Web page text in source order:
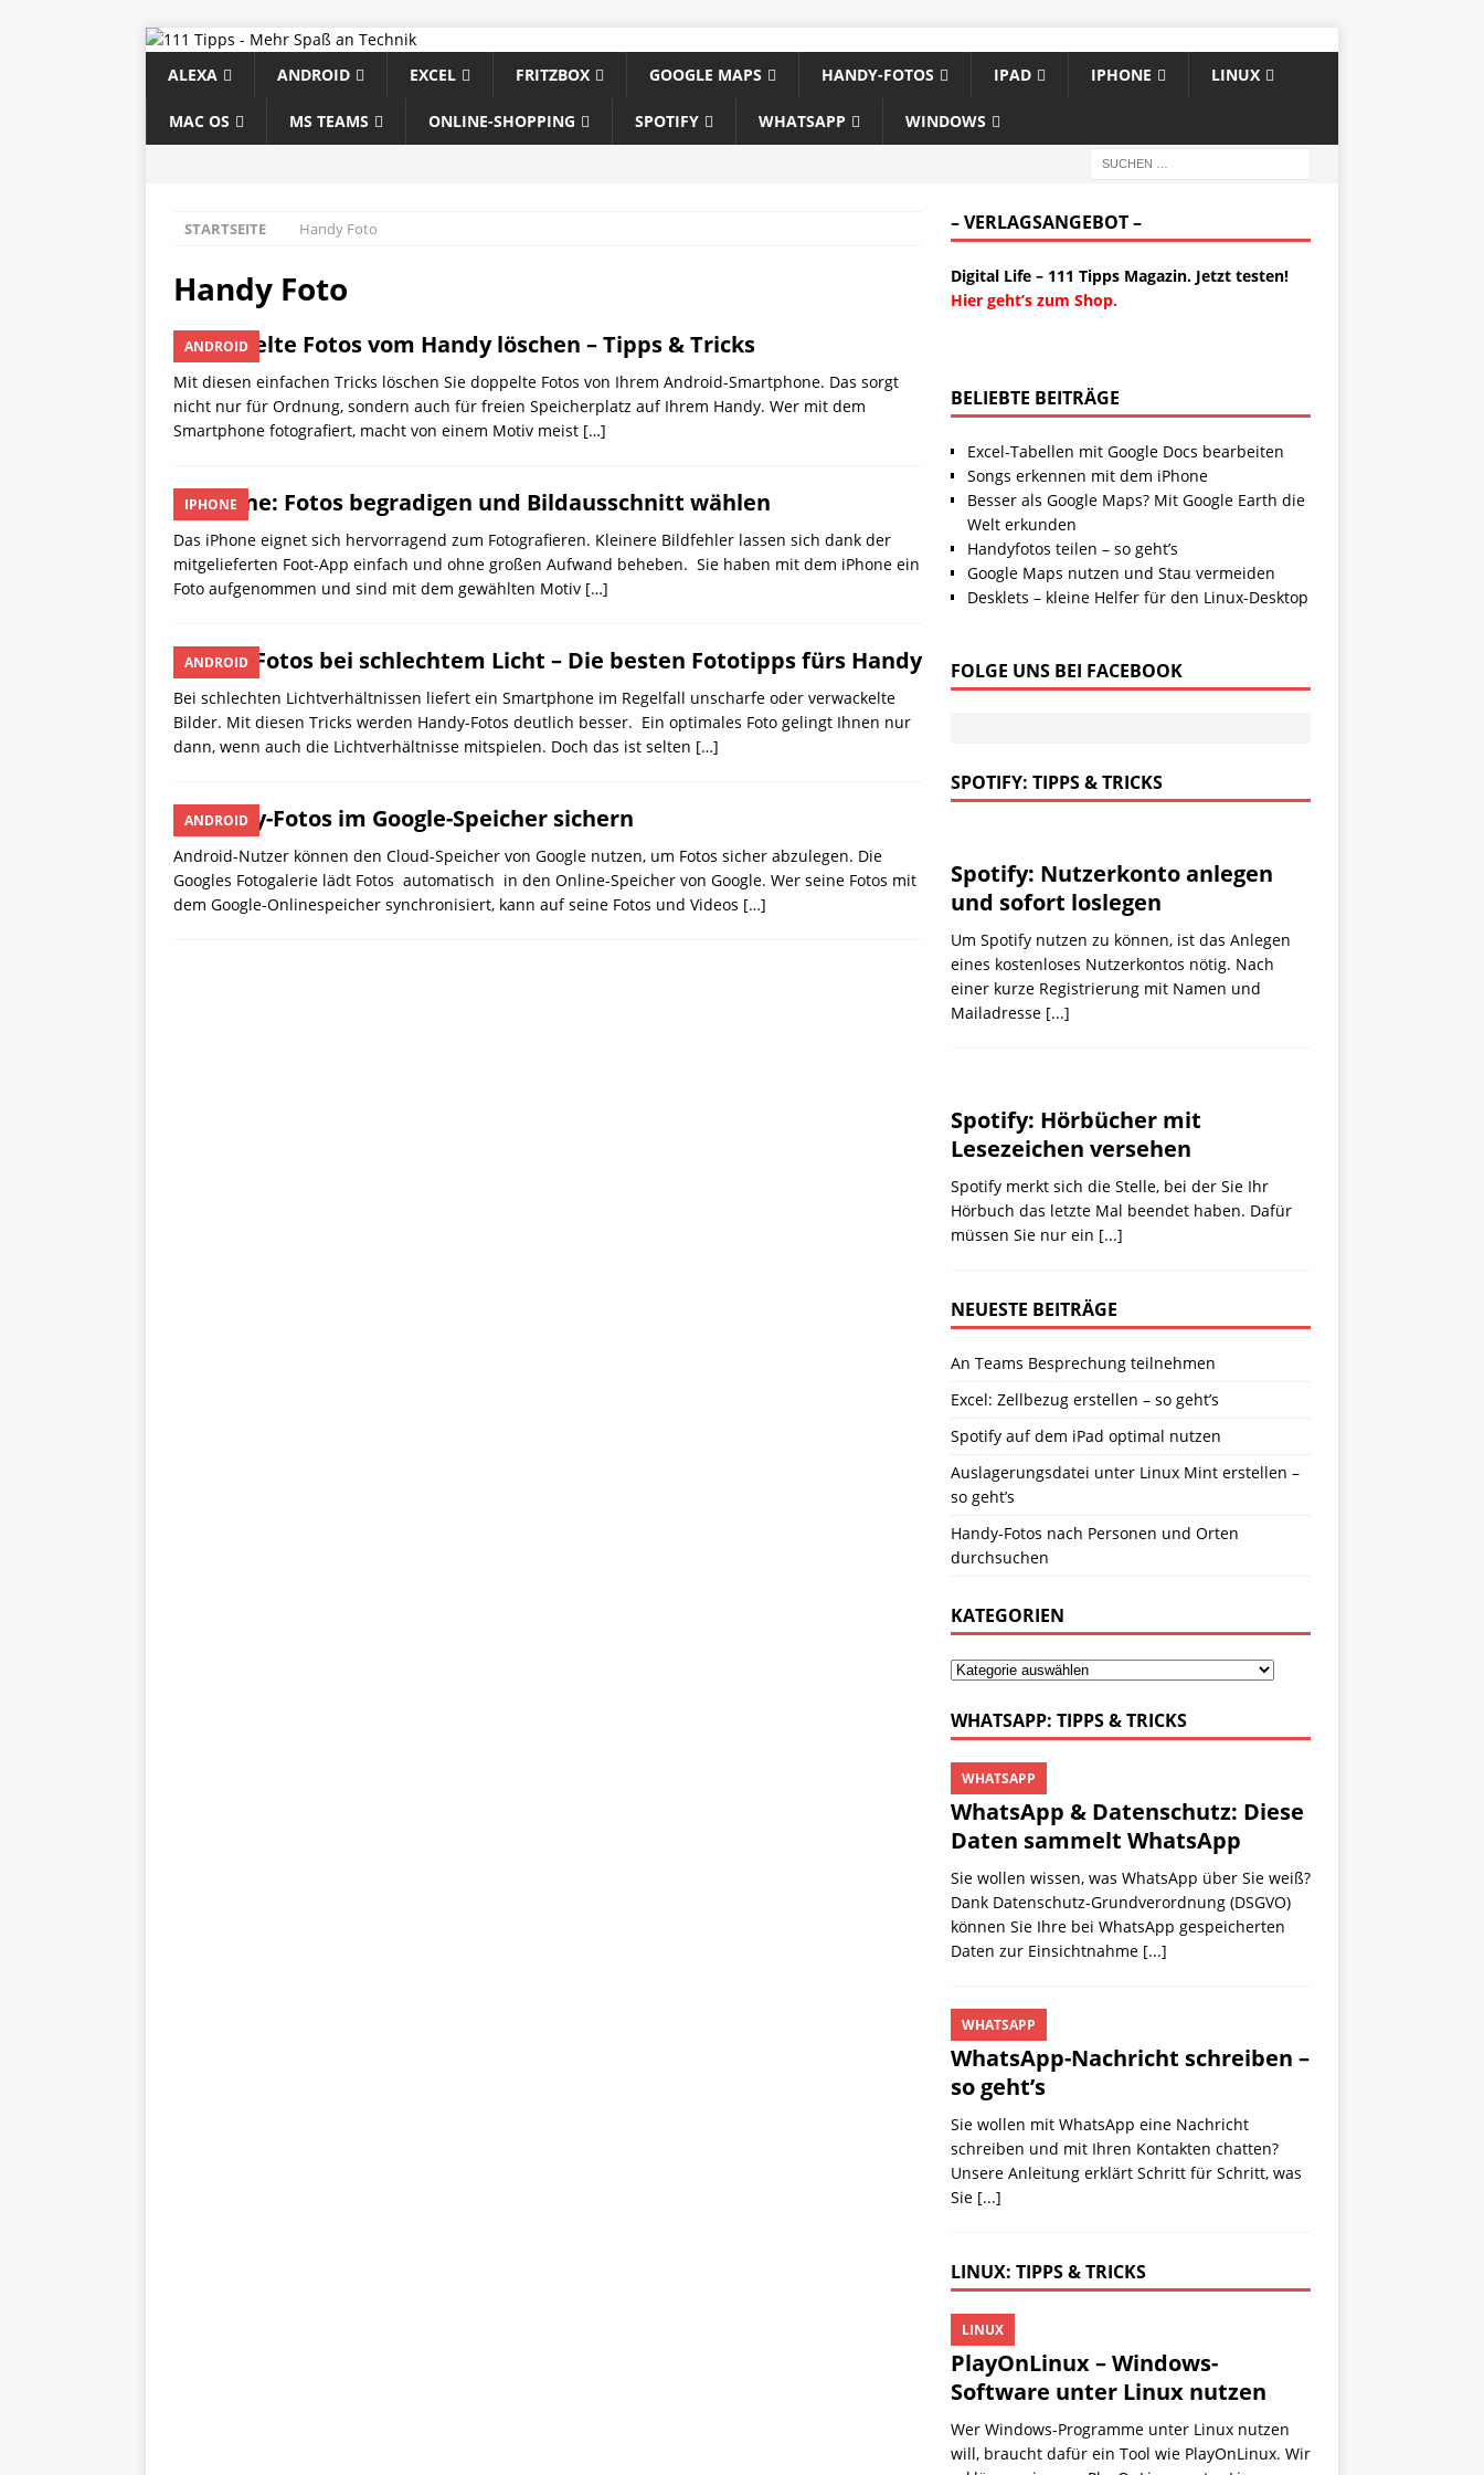
ALEXA ANDROID EXCEL FRITZBOX GOOGLE MAPS HANDY-FOTOS IPAD IPHONE LINUX
MAC OS MS TEAMS ONLINE-SHOPPING SPOTIFY WHATSAPP WINDOWS
STARTSEITE Handy Foto
Handy Foto
ANDROID
Doppelte Fotos vom Handy löschen – Tipps & Tricks
Mit diesen einfachen Tricks löschen Sie doppelte Fotos von Ihrem Android-Smartphone. Das sorgt
nicht nur für Ordnung, sondern auch für freien Speicherplatz auf Ihrem Handy. Wer mit dem
Smartphone fotografiert, macht von einem Motiv meist […]
IPHONE
iPhone: Fotos begradigen und Bildausschnitt wählen
Das iPhone eignet sich hervorragend zum Fotografieren. Kleinere Bildfehler lassen sich dank der
mitgelieferten Foot-App einfach und ohne großen Aufwand beheben. Sie haben mit dem iPhone ein
Foto aufgenommen und sind mit dem gewählten Motiv […]
ANDROID
Gute Fotos bei schlechtem Licht – Die besten Fototipps fürs Handy
Bei schlechten Lichtverhältnissen liefert ein Smartphone im Regelfall unscharfe oder verwackelte
Bilder. Mit diesen Tricks werden Handy-Fotos deutlich besser. Ein optimales Foto gelingt Ihnen nur
dann, wenn auch die Lichtverhältnisse mitspielen. Doch das ist selten […]
ANDROID
Handy-Fotos im Google-Speicher sichern
Android-Nutzer können den Cloud-Speicher von Google nutzen, um Fotos sicher abzulegen. Die
Googles Fotogalerie lädt Fotos automatisch in den Online-Speicher von Google. Wer seine Fotos mit
dem Google-Onlinespeicher synchronisiert, kann auf seine Fotos und Videos […]
– VERLAGSANGEBOT –
Digital Life – 111 Tipps Magazin. Jetzt testen!
Hier geht’s zum Shop.
BELIEBTE BEITRÄGE
Excel-Tabellen mit Google Docs bearbeiten
Songs erkennen mit dem iPhone
Besser als Google Maps? Mit Google Earth die
Welt erkunden
Handyfotos teilen – so geht’s
Google Maps nutzen und Stau vermeiden
Desklets – kleine Helfer für den Linux-Desktop
FOLGE UNS BEI FACEBOOK
SPOTIFY: TIPPS & TRICKS
Spotify: Nutzerkonto anlegen
und sofort loslegen
Um Spotify nutzen zu können, ist das Anlegen
eines kostenloses Nutzerkontos nötig. Nach
einer kurze Registrierung mit Namen und
Mailadresse [...]
Spotify: Hörbücher mit
Lesezeichen versehen
Spotify merkt sich die Stelle, bei der Sie Ihr
Hörbuch das letzte Mal beendet haben. Dafür
müssen Sie nur ein [...]
NEUESTE BEITRÄGE
An Teams Besprechung teilnehmen
Excel: Zellbezug erstellen – so geht’s
Spotify auf dem iPad optimal nutzen
Auslagerungsdatei unter Linux Mint erstellen –
so geht’s
Handy-Fotos nach Personen und Orten
durchsuchen
KATEGORIEN
WHATSAPP: TIPPS & TRICKS
WhatsApp & Datenschutz: Diese
Daten sammelt WhatsApp
WHATSAPP
Sie wollen wissen, was WhatsApp über Sie weiß?
Dank Datenschutz-Grundverordnung (DSGVO)
können Sie Ihre bei WhatsApp gespeicherten
Daten zur Einsichtnahme [...]
WhatsApp-Nachricht schreiben –
so geht’s
WHATSAPP
Sie wollen mit WhatsApp eine Nachricht
schreiben und mit Ihren Kontakten chatten?
Unsere Anleitung erklärt Schritt für Schritt, was
Sie [...]
LINUX: TIPPS & TRICKS
PlayOnLinux – Windows-
Software unter Linux nutzen
LINUX
Wer Windows-Programme unter Linux nutzen
will, braucht dafür ein Tool wie PlayOnLinux. Wir